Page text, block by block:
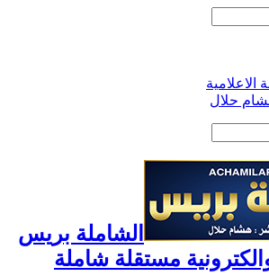
حلال
الشاملة بريس
مستقلة شاملة